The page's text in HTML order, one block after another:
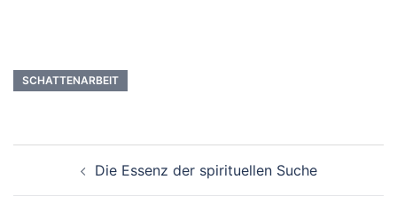
SCHATTENARBEIT
BeitragsnavigationDie Essenz der spirituellen Suche